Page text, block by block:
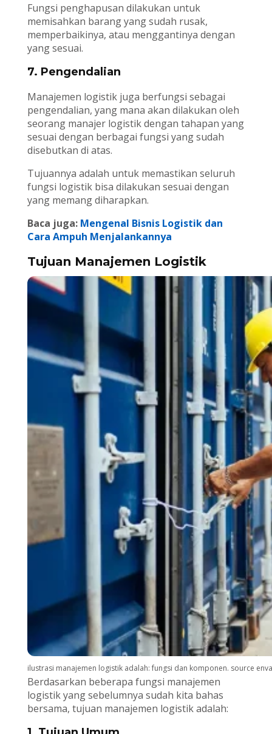
Fungsi penghapusan dilakukan untuk
memisahkan barang yang sudah rusak,
memperbaikinya, atau menggantinya dengan
yang sesuai.
7. Pengendalian
Manajemen logistik juga berfungsi sebagai
pengendalian, yang mana akan dilakukan oleh
seorang manajer logistik dengan tahapan yang
sesuai dengan berbagai fungsi yang sudah
disebutkan di atas.
Tujuannya adalah untuk memastikan seluruh
fungsi logistik bisa dilakukan sesuai dengan
yang memang diharapkan.
Baca juga: Mengenal Bisnis Logistik dan
Cara Ampuh Menjalankannya
Tujuan Manajemen Logistik
ilustrasi manajemen logistik adalah: fungsi dan komponen. source
Berdasarkan beberapa fungsi manajemen
logistik yang sebelumnya sudah kita bahas
bersama, tujuan manajemen logistik adalah: